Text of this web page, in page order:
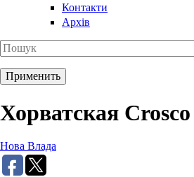
Контакти
Архів
Хорватская
Нова Влада